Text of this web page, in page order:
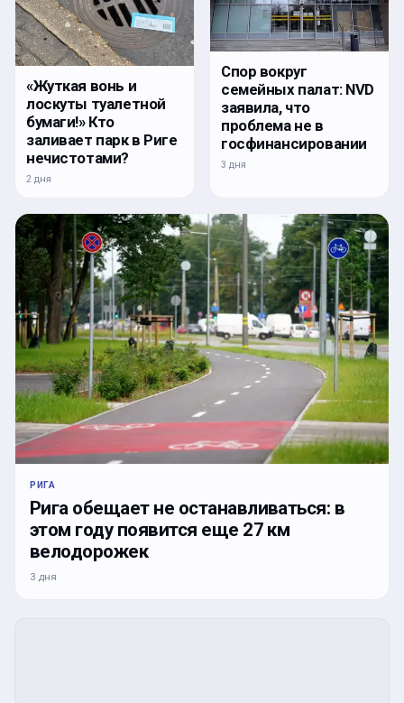
«Жуткая вонь и
лоскуты туалетной
бумаги!» Кто
заливает парк в Риге
нечистотами?
2 дня
Спор вокруг
семейных палат: NVD
заявила, что
проблема не в
госфинансировании
3 дня
РИГА
Рига обещает не останавливаться: в
этом году появится еще 27 км
велодорожек
3 дня